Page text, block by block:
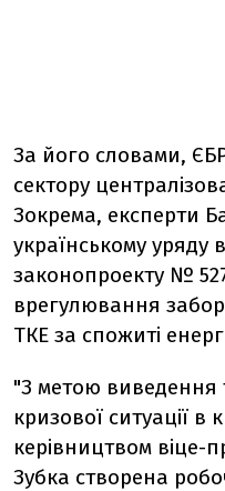
За його словами,
сектору
Зокрема, експерти
українському уряду
законопроекту №
врегулювання
ТКЕ за спожиті
"З метою виведення
кризової ситуації в
керівництвом віце-
Зубка створена